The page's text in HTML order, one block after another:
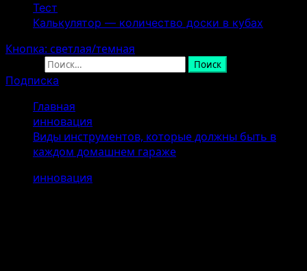
Тест
Калькулятор — количество доски в кубах
Кнопка: светлая/темная
Подписка
Главная
инновация
Виды инструментов, которые должны быть в
каждом домашнем гараже
инновация